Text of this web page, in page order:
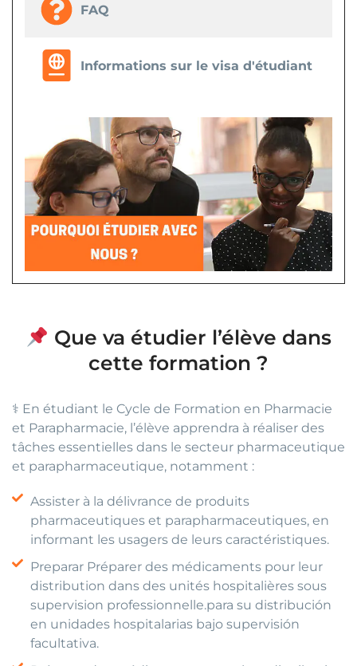
FAQ
Informations sur le visa d'étudiant
Que va étudier l’élève dans
cette formation ?
⚕️ En étudiant le Cycle de Formation en Pharmacie
et Parapharmacie, l’élève apprendra à réaliser des
tâches essentielles dans le secteur pharmaceutique
et parapharmaceutique, notamment :
Assister à la délivrance de produits
pharmaceutiques et parapharmaceutiques, en
informant les usagers de leurs caractéristiques.
Preparar Préparer des médicaments pour leur
distribution dans des unités hospitalières sous
supervision professionnelle.para su distribución
en unidades hospitalarias bajo supervisión
facultativa.